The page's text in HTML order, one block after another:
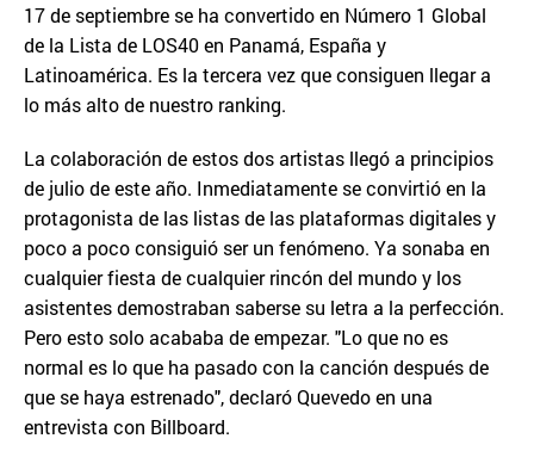
17 de septiembre se ha convertido en Número 1 Global
de la Lista de LOS40 en Panamá, España y
Latinoamérica. Es la tercera vez que consiguen llegar a
lo más alto de nuestro ranking.
La colaboración de estos dos artistas llegó a principios
de julio de este año. Inmediatamente se convirtió en la
protagonista de las listas de las plataformas digitales y
poco a poco consiguió ser un fenómeno. Ya sonaba en
cualquier fiesta de cualquier rincón del mundo y los
asistentes demostraban saberse su letra a la perfección.
Pero esto solo acababa de empezar. "Lo que no es
normal es lo que ha pasado con la canción después de
que se haya estrenado", declaró Quevedo en una
entrevista con Billboard.